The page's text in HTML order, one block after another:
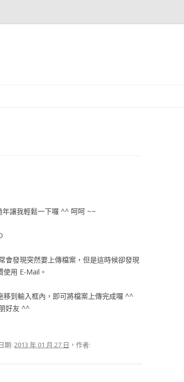
年讓我輕鬆一下囉 ^^ 呵呵 ~~
會發現突然要上傳檔案，但是這時候卻發現
用 E-Mail。
到輸入框內，即可將檔案上傳完成囉 ^^
好友 ^^
期: 2013 年 01 月 27 日 ，作者: